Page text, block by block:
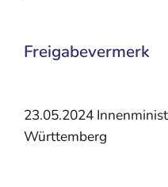
Freigabevermerk
23.05.2024
Württemberg